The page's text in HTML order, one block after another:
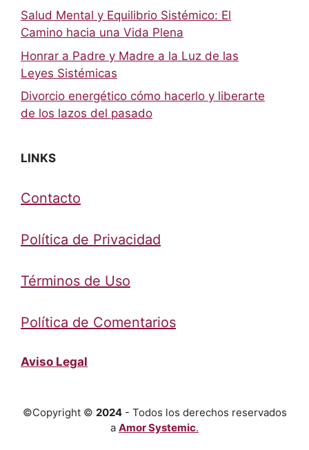
Salud Mental y Equilibrio Sistémico: El
Camino hacia una Vida Plena
Honrar a Padre y Madre a la Luz de las
Leyes Sistémicas
Divorcio energético cómo hacerlo y liberarte
de los lazos del pasado
LINKS
Contacto
Política de Privacidad
Términos de Uso
Política de Comentarios
Aviso Legal
©Copyright © 2024- Todos los derechos reservados
a Amor Systemic.